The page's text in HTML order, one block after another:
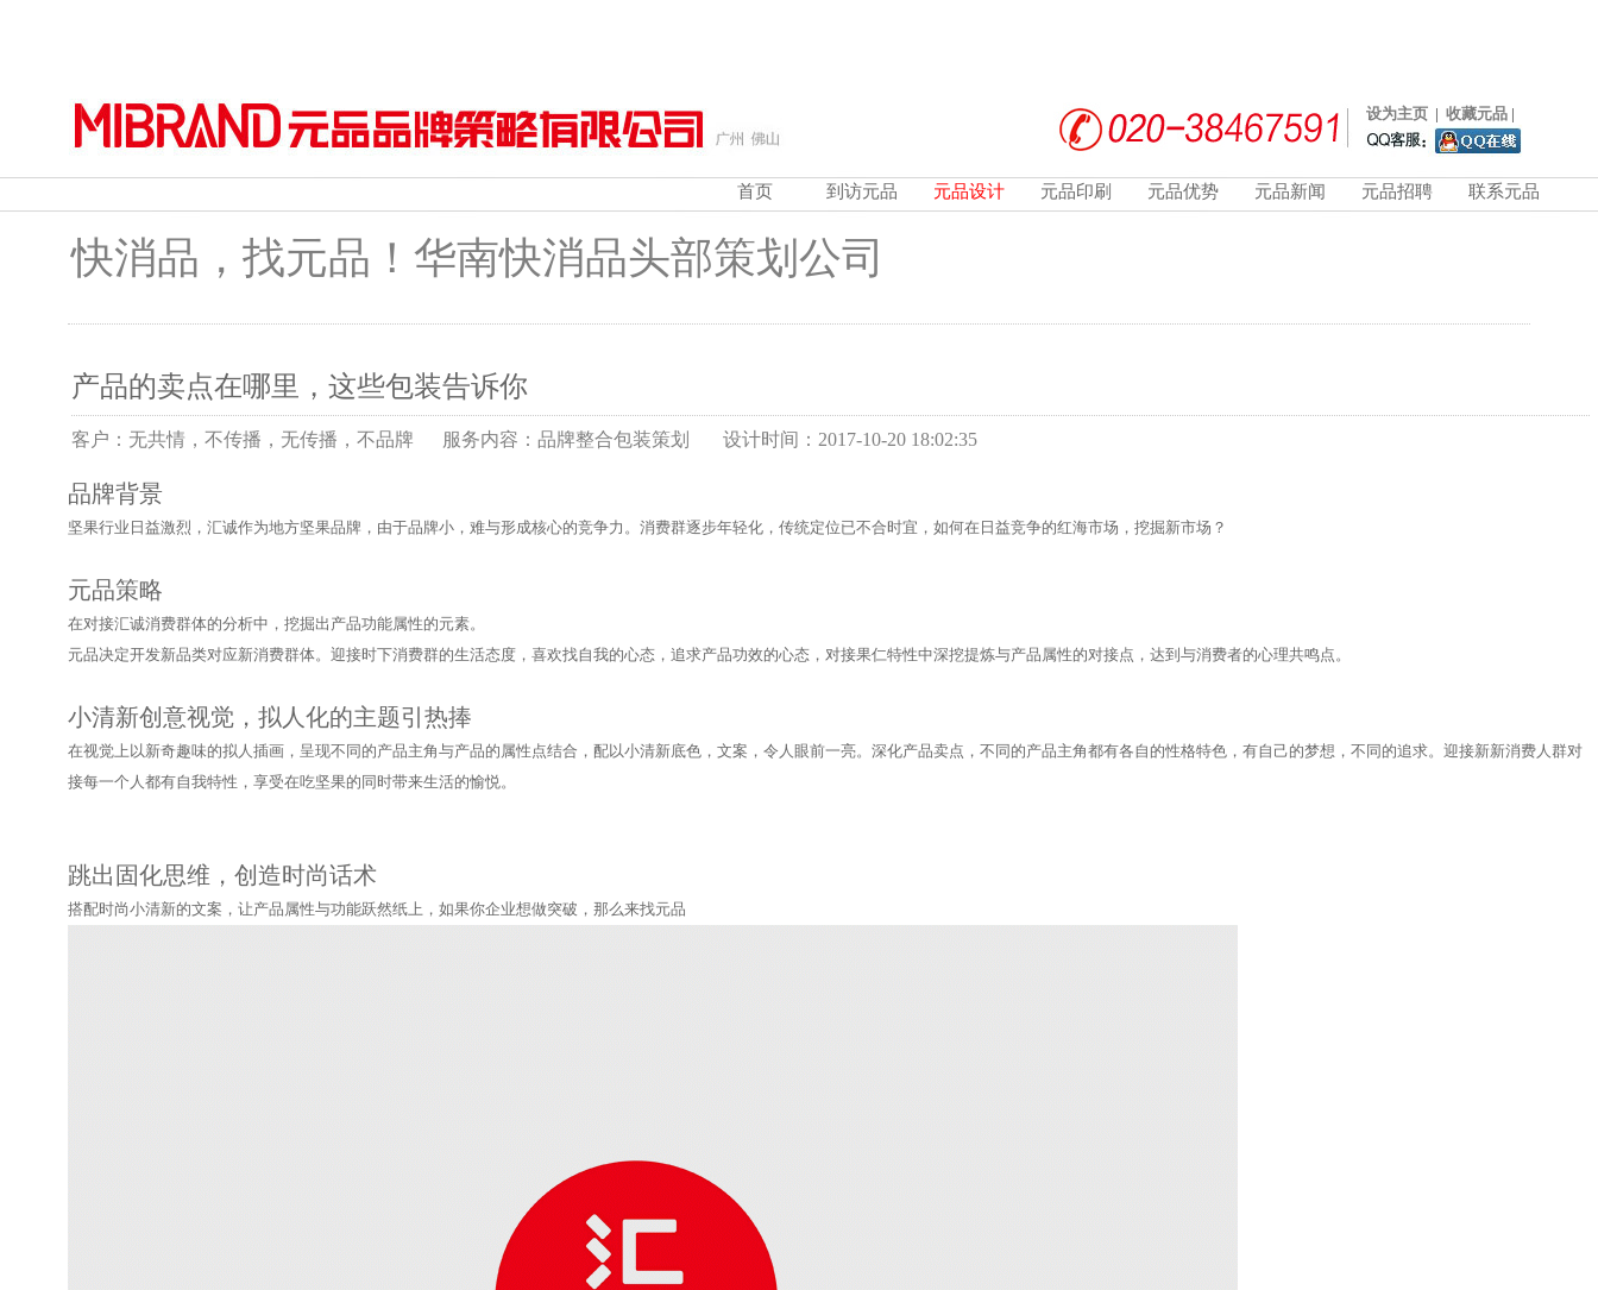
设为主页 | 收藏元品 |
首页 到访元品 元品设计 元品印刷 元品优势 元品新闻 元品招聘 联系元品
快消品，找元品！华南快消品头部策划公司
产品的卖点在哪里，这些包装告诉你
客户：无共情，不传播，无传播，不品牌 服务内容：品牌整合包装策划 设计时间：2017-10-20 18:02:35
品牌背景
坚果行业日益激烈，汇诚作为地方坚果品牌，由于品牌小，难与形成核心的竞争力。消费群逐步年轻化，传统定位已不合时宜，如何在日益竞争的红海市场，挖掘新市场？
元品策略
在对接汇诚消费群体的分析中，挖掘出产品功能属性的元素。
元品决定开发新品类对应新消费群体。迎接时下消费群的生活态度，喜欢找自我的心态，追求产品功效的心态，对接果仁特性中深挖提炼与产品属性的对接点，达到与消费者的心理共鸣点。
小清新创意视觉，拟人化的主题引热捧
在视觉上以新奇趣味的拟人插画，呈现不同的产品主角与产品的属性点结合，配以小清新底色，文案，令人眼前一亮。深化产品卖点，不同的产品主角都有各自的性格特色，有自己的梦想，不同的追求。迎接新新消费人群对
接每一个人都有自我特性，享受在吃坚果的同时带来生活的愉悦。
跳出固化思维，创造时尚话术
搭配时尚小清新的文案，让产品属性与功能跃然纸上，如果你企业想做突破，那么来找元品